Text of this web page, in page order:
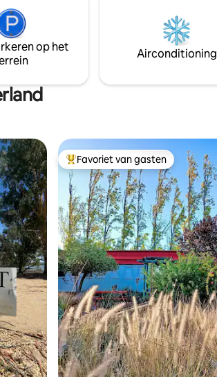
op het
Airconditioning
Topfavoriet van gasten
Favoriet van gasten